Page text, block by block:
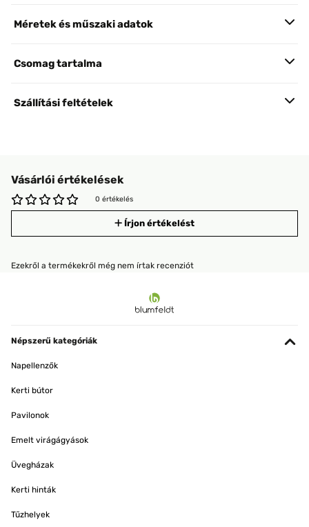
Méretek és műszaki adatok
Csomag tartalma
Szállítási feltételek
Vásárlói értékelések
0 értékelés
Írjon értékelést
Ezekről a termékekről még nem írtak recenziót
Népszerű kategóriák
Napellenzők
Kerti bútor
Pavilonok
Emelt virágágyások
Üvegházak
Kerti hinták
Tűzhelyek